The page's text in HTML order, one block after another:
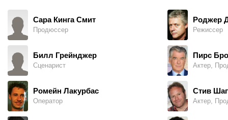
Сара Кинга Смит
Продюссер
Билл Грейнджер
Сценарист
Ромейн Лакурбас
Оператор
Роджер
Режиссер
Пирс
Актер,
Стив
Актер,